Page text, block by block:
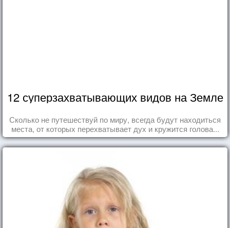
12 суперзахватывающих видов на Земле
Сколько не путешествуй по миру, всегда будут находиться
места, от которых перехватывает дух и кружится голова...